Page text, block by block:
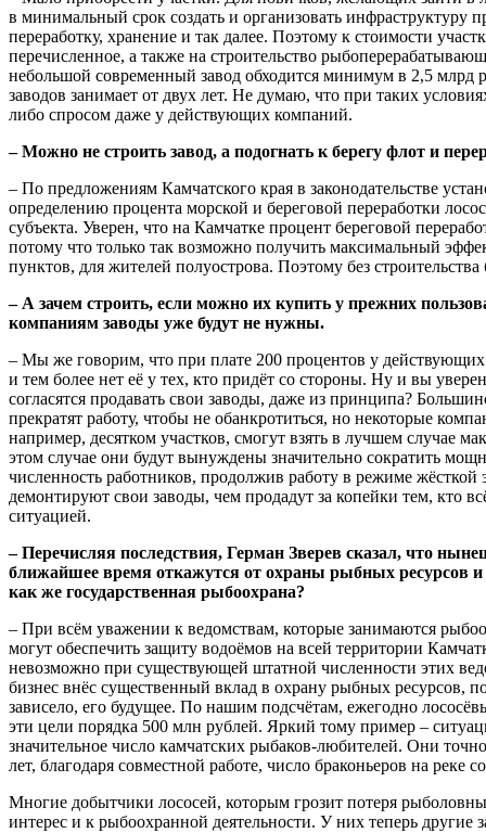
в минимальный срок создать и организовать инфраструктуру
переработку, хранение и так далее. Поэтому к стоимости
перечисленное, а также на строительство
небольшой современный завод обходится минимум в 2,5 млрд
заводов занимает от двух лет. Не думаю, что при таких
либо спросом даже у действующих компаний.
– Можно не строить завод, а подогнать к берегу флот и
– По предложениям Камчатского края в законодательстве
определению процента морской и береговой переработки
субъекта. Уверен, что на Камчатке процент береговой
потому что только так возможно получить максимальный
пунктов, для жителей полуострова. Поэтому без
– А зачем строить, если можно их купить у прежних
компаниям заводы уже будут не нужны.
– Мы же говорим, что при плате 200 процентов у
и тем более нет её у тех, кто придёт со стороны. Ну и вы
согласятся продавать свои заводы, даже из принципа?
прекратят работу, чтобы не обанкротиться, но некоторые
например, десятком участков, смогут взять в лучшем случае
этом случае они будут вынуждены значительно сократить
численность работников, продолжив работу в режиме жёсткой
демонтируют свои заводы, чем продадут за копейки тем, кто
ситуацией.
– Перечисляя последствия, Герман Зверев сказал, что
ближайшее время откажутся от охраны рыбных ресурсов и
как же государственная рыбоохрана?
– При всём уважении к ведомствам, которые занимаются
могут обеспечить защиту водоёмов на всей территории
невозможно при существующей штатной численности этих
бизнес внёс существенный вклад в охрану рыбных ресурсов,
зависело, его будущее. По нашим подсчётам, ежегодно
эти цели порядка 500 млн рублей. Яркий тому пример –
значительное число камчатских рыбаков-любителей. Они
лет, благодаря совместной работе, число браконьеров на реке
Многие добытчики лососей, которым грозит потеря
интерес и к рыбоохранной деятельности. У них теперь другие